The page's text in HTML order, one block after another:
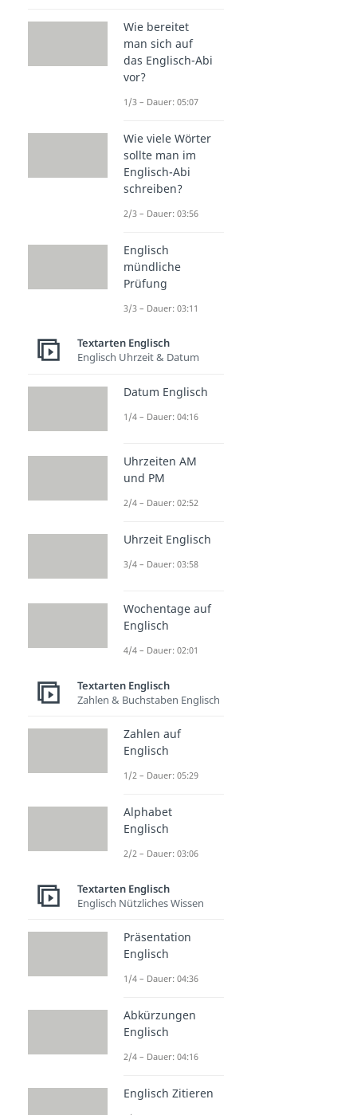
Wie bereitet
man sich auf
das Englisch-Abi
vor?
1/3 – Dauer: 05:07
Wie viele Wörter
sollte man im
Englisch-Abi
schreiben?
2/3 – Dauer: 03:56
Englisch
mündliche
Prüfung
3/3 – Dauer: 03:11
Textarten Englisch
Englisch Uhrzeit & Datum
Datum Englisch
1/4 – Dauer: 04:16
Uhrzeiten AM
und PM
2/4 – Dauer: 02:52
Uhrzeit Englisch
3/4 – Dauer: 03:58
Wochentage auf
Englisch
4/4 – Dauer: 02:01
Textarten Englisch
Zahlen & Buchstaben Englisch
Zahlen auf
Englisch
1/2 – Dauer: 05:29
Alphabet
Englisch
2/2 – Dauer: 03:06
Textarten Englisch
Englisch Nützliches Wissen
Präsentation
Englisch
1/4 – Dauer: 04:36
Abkürzungen
Englisch
2/4 – Dauer: 04:16
Englisch Zitieren